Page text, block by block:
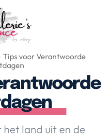
Culture
Drinks
Opmerkelijk
Duurzaamheid
Tips voor Verantwoorde
land uit en de